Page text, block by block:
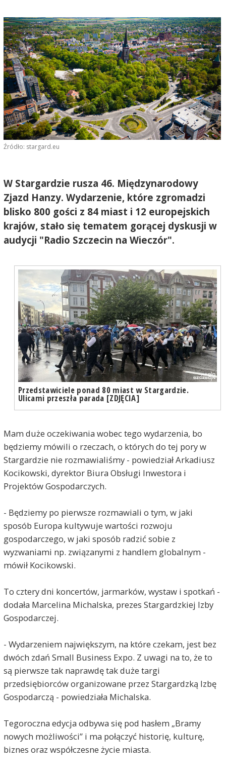
Źródło: stargard.eu
W Stargardzie rusza 46. Międzynarodowy
Zjazd Hanzy. Wydarzenie, które zgromadzi
blisko 800 gości z 84 miast i 12 europejskich
krajów, stało się tematem gorącej dyskusji w
audycji "Radio Szczecin na Wieczór".
Przedstawiciele ponad 80 miast w Stargardzie.
Ulicami przeszła parada [ZDJĘCIA]
Mam duże oczekiwania wobec tego wydarzenia, bo
będziemy mówili o rzeczach, o których do tej pory w
Stargardzie nie rozmawialiśmy - powiedział Arkadiusz
Kocikowski, dyrektor Biura Obsługi Inwestora i
Projektów Gospodarczych.
- Będziemy po pierwsze rozmawiali o tym, w jaki
sposób Europa kultywuje wartości rozwoju
gospodarczego, w jaki sposób radzić sobie z
wyzwaniami np. związanymi z handlem globalnym -
mówił Kocikowski.
To cztery dni koncertów, jarmarków, wystaw i spotkań -
dodała Marcelina Michalska, prezes Stargardzkiej Izby
Gospodarczej.
- Wydarzeniem największym, na które czekam, jest bez
dwóch zdań Small Business Expo. Z uwagi na to, że to
są pierwsze tak naprawdę tak duże targi
przedsiębiorców organizowane przez Stargardzką Izbę
Gospodarczą - powiedziała Michalska.
Tegoroczna edycja odbywa się pod hasłem „Bramy
nowych możliwości” i ma połączyć historię, kulturę,
biznes oraz współczesne życie miasta.